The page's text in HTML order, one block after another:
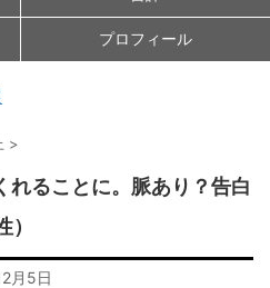
プロフィール
>
れることに。脈あり？告白
月5日